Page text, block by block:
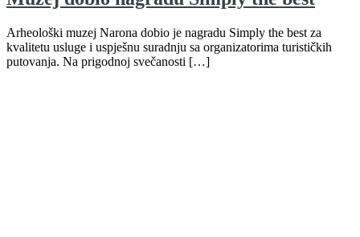
Arheološki muzej Narona dobio je nagradu Simply the best za
kvalitetu usluge i uspješnu suradnju sa organizatorima turističkih
putovanja. Na prigodnoj svečanosti […]